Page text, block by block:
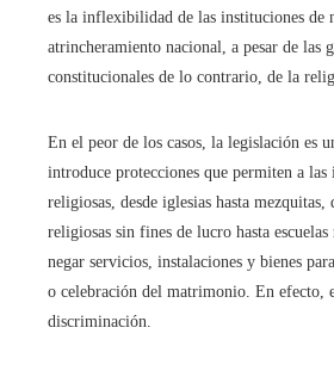
es la inflexibilidad de las instituciones de
atrincheramiento nacional, a pesar de las
constitucionales de lo contrario, de la
En el peor de los casos, la legislación es
introduce protecciones que permiten a las
religiosas, desde iglesias hasta mezquitas,
religiosas sin fines de lucro hasta
negar servicios, instalaciones y bienes
o celebración del matrimonio. En efecto,
discriminación.